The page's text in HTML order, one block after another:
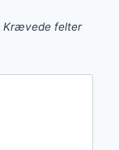
Krævede felter